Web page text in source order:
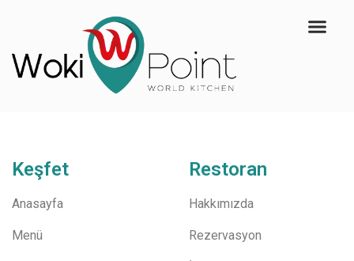
Keşfet
Anasayfa
Menü
Restoran
Hakkımızda
Rezervasyon